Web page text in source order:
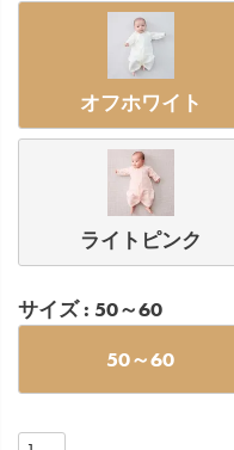
オフホワイト
ライトピンク
サイズ 50～60
50～60